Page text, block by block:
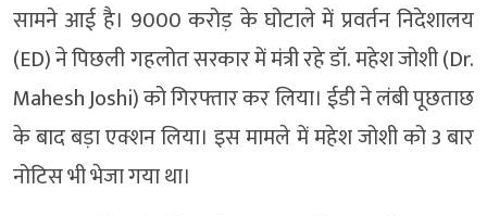
सामने आई है। 9000 करोड़ के घोटाले में प्रवर्तन निदेशालय
(ED) ने पिछली गहलोत सरकार में मंत्री रहे डॉ. महेश जोशी (Dr.
Mahesh Joshi) को गिरफ्तार कर लिया। ईडी ने लंबी पूछताछ
के बाद बड़ा एक्शन लिया। इस मामले में महेश जोशी को 3 बार
नोटिस भी भेजा गया था।